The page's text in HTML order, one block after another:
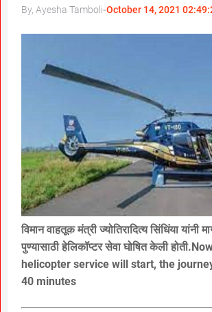
By, Ayesha Tamboli-October 14, 2021
विमान वाहतूक मंत्री ज्योतिरादित्य सिंधिंया यांनी
पुण्यासाठी हेलिकॉप्टर सेवा घोषित केली
helicopter service will start, the
40 minutes